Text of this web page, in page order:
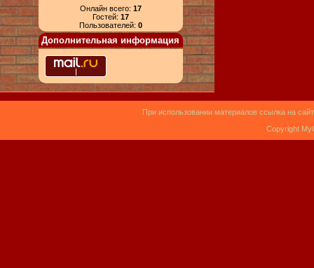
Онлайн всего: 17
Гостей: 17
Пользователей: 0
Дополнительная информация
При использовании материалов ссылка на
Copyright